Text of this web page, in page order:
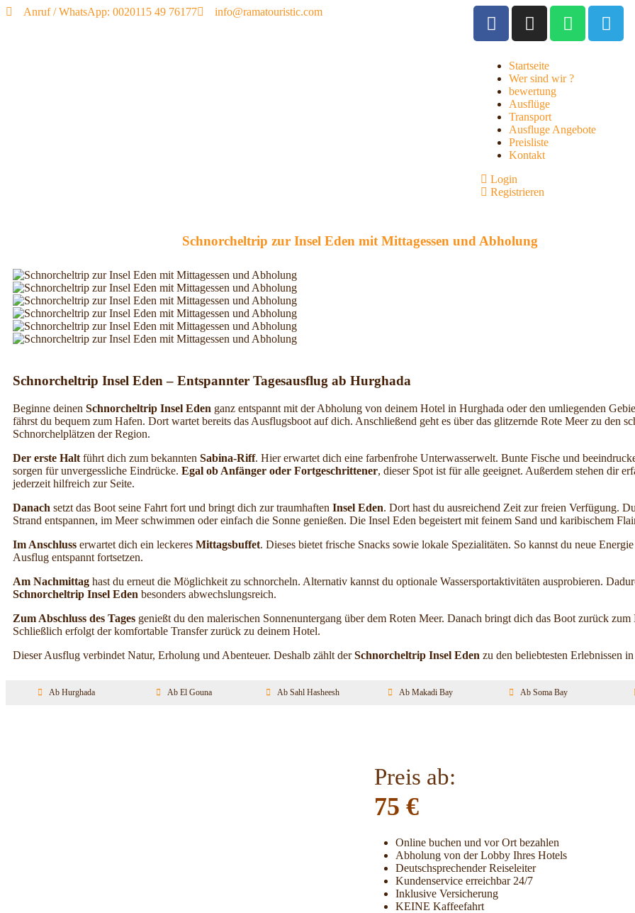
Anruf / WhatsApp: 0020115 49 76177 info@ramatouristic.com
Startseite
Wer sind wir ?
bewertung
Ausflüge
Transport
Ausfluge Angebote
Preisliste
Kontakt
Login
Registrieren
Schnorcheltrip zur Insel Eden mit Mittagessen und Abholung
Schnorcheltrip Insel Eden – Entspannter Tagesausflug ab Hurghada
Beginne deinen Schnorcheltrip Insel Eden ganz entspannt mit der Abholung von deinem Hotel in Hurghada oder den umliegenden
fährst du bequem zum Hafen. Dort wartet bereits das Ausflugsboot auf dich. Anschließend geht es über das glitzernde Rote Meer zu den
Schnorchelplätzen der Region.
Der erste Halt führt dich zum bekannten Sabina-Riff. Hier erwartet dich eine farbenfrohe Unterwasserwelt. Bunte Fische und
sorgen für unvergessliche Eindrücke. Egal ob Anfänger oder Fortgeschrittener, dieser Spot ist für alle geeignet. Außerdem stehen dir
jederzeit hilfreich zur Seite.
Danach setzt das Boot seine Fahrt fort und bringt dich zur traumhaften Insel Eden. Dort hast du ausreichend Zeit zur freien Verfügung.
Strand entspannen, im Meer schwimmen oder einfach die Sonne genießen. Die Insel Eden begeistert mit feinem Sand und karibischem
Im Anschluss erwartet dich ein leckeres Mittagsbuffet. Dieses bietet frische Snacks sowie lokale Spezialitäten. So kannst du neue
Ausflug entspannt fortsetzen.
Am Nachmittag hast du erneut die Möglichkeit zu schnorcheln. Alternativ kannst du optionale Wassersportaktivitäten ausprobieren.
Schnorcheltrip Insel Eden besonders abwechslungsreich.
Zum Abschluss des Tages genießt du den malerischen Sonnenuntergang über dem Roten Meer. Danach bringt dich das Boot zurück zum
Schließlich erfolgt der komfortable Transfer zurück zu deinem Hotel.
Dieser Ausflug verbindet Natur, Erholung und Abenteuer. Deshalb zählt derSchnorcheltrip Insel Eden zu den beliebtesten Erlebnissen
Ab Hurghada Ab El Gouna Ab Sahl Hasheesh Ab Makadi Bay Ab Soma Bay
Preis ab:
75 €
Online buchen und vor Ort bezahlen
Abholung von der Lobby Ihres Hotels
Deutschsprechender Reiseleiter
Kundenservice erreichbar 24/7
Inklusive Versicherung
KEINE Kaffeefahrt